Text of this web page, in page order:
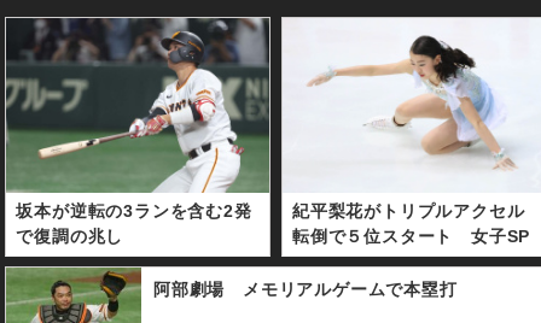
坂本が逆転の3ランを含む2発
で復調の兆し
紀平梨花がトリプルアクセル
転倒で５位スタート 女子SP
阿部劇場 メモリアルゲームで本塁打